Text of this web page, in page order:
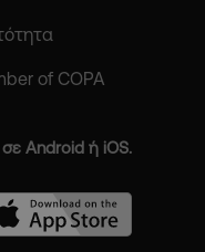
of COPA
Android ή iOS.